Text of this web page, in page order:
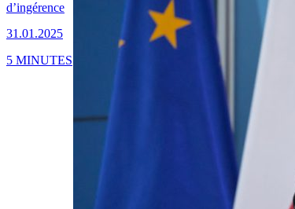
d’ingérence
31.01.2025
5 MINUTES